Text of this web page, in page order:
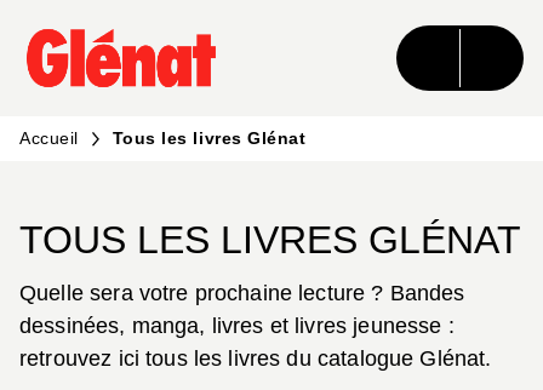
MENU RECHERCHE CONTENU
PIED DE PAGE
Accueil Tous les livres Glénat
TOUS LES LIVRES GLÉNAT
Quelle sera votre prochaine lecture ? Bandes
dessinées, manga, livres et livres jeunesse :
retrouvez ici tous les livres du catalogue Glénat.